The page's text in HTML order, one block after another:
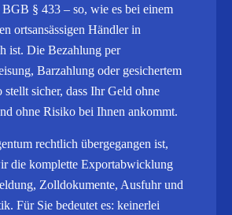
BGB § 433 – so, wie es bei einem
ortsansässigen Händler in
ist. Die Bezahlung per
Barzahlung oder gesichertem
stellt sicher, dass Ihr Geld ohne
ohne Risiko bei Ihnen ankommt.
rechtlich übergegangen ist,
die komplette Exportabwicklung
Zolldokumente, Ausfuhr und
Für Sie bedeutet es: keinerlei